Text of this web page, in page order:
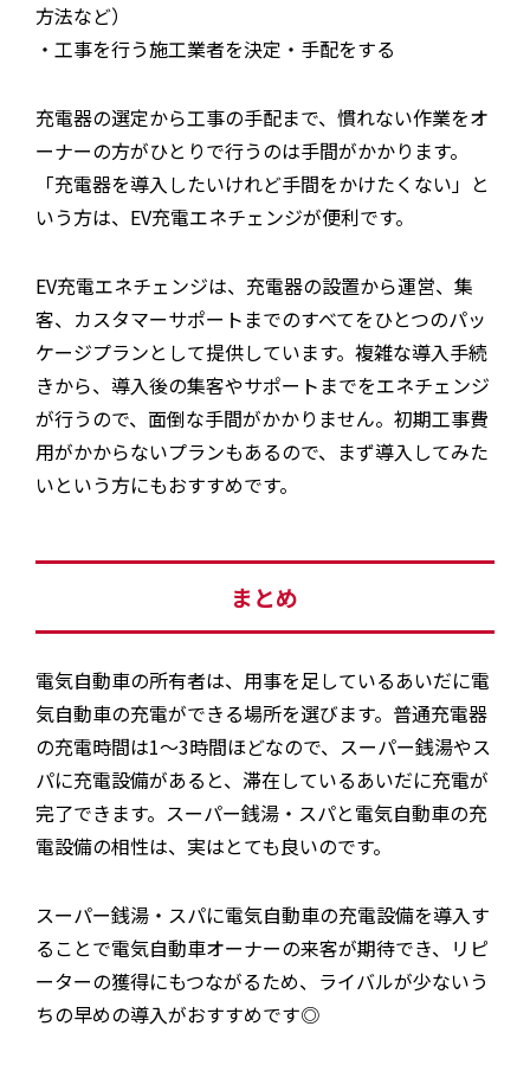
方法など）
・工事を行う施工業者を決定・手配をする
充電器の選定から工事の手配まで、慣れない作業をオ
ーナーの方がひとりで行うのは手間がかかります。
「充電器を導入したいけれど手間をかけたくない」と
いう方は、EV充電エネチェンジが便利です。
EV充電エネチェンジは、充電器の設置から運営、集
客、カスタマーサポートまでのすべてをひとつのパッ
ケージプランとして提供しています。複雑な導入手続
きから、導入後の集客やサポートまでをエネチェンジ
が行うので、面倒な手間がかかりません。初期工事費
用がかからないプランもあるので、まず導入してみた
いという方にもおすすめです。
まとめ
電気自動車の所有者は、用事を足しているあいだに電
気自動車の充電ができる場所を選びます。普通充電器
の充電時間は1〜3時間ほどなので、スーパー銭湯やス
パに充電設備があると、滞在しているあいだに充電が
完了できます。スーパー銭湯・スパと電気自動車の充
電設備の相性は、実はとても良いのです。
スーパー銭湯・スパに電気自動車の充電設備を導入す
ることで電気自動車オーナーの来客が期待でき、リピ
ーターの獲得にもつながるため、ライバルが少ないう
ちの早めの導入がおすすめです◎